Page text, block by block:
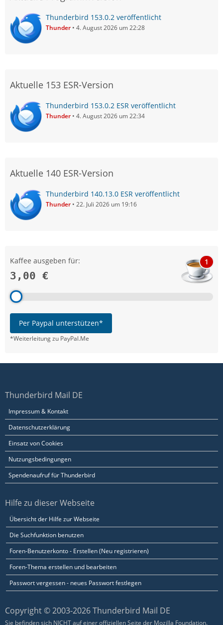
Thunderbird 153.0.2 veröffentlicht
Thunder 4. August 2026 um 22:28
Aktuelle 153 ESR-Version
Thunderbird 153.0.2 ESR veröffentlicht
Thunder 4. August 2026 um 22:34
Aktuelle 140 ESR-Version
Thunderbird 140.13.0 ESR veröffentlicht
Thunder 22. Juli 2026 um 19:16
Kaffee ausgeben für:
3,00 €
1
Per Paypal unterstützen*
*Weiterleitung zu PayPal.Me
Thunderbird Mail DE
Impressum & Kontakt
Datenschutzerklärung
Einsatz von Cookies
Nutzungsbedingungen
Spendenaufruf für Thunderbird
Hilfe zu dieser Webseite
Übersicht der Hilfe zur Webseite
Die Suchfunktion benutzen
Foren-Benutzerkonto - Erstellen (Neu registrieren)
Foren-Thema erstellen und bearbeiten
Passwort vergessen - neues Passwort festlegen
Copyright © 2003-2026 Thunderbird Mail DE
Sie befinden sich NICHT auf einer offiziellen Seite der Mozilla Foundation.